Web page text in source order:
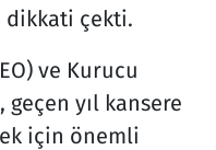
dikkati çekti.
ve Kurucu
geçen yıl kansere
için önemli